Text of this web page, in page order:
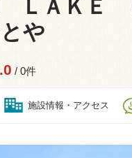
ＬＡＫＥ
や
/ 0件
施設情報・アクセス